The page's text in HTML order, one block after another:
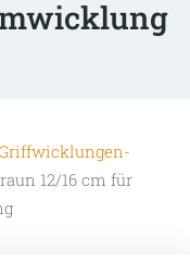
12/16 cm für